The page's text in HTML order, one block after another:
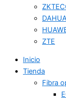
ZTE
Inicio
Tienda
Fibra